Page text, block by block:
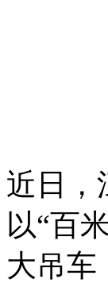
近日，
以“百
大吊车